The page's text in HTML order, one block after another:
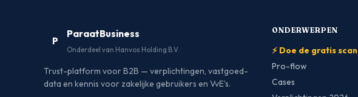
P
ParaatBusiness
Onderdeel van Hanvos Holding B.V.
Trust-platform voor B2B — verplichtingen, vastgoed-
data en kennis voor zakelijke gebruikers en VvE's.
ONDERWERPEN
⚡ Doe de gratis scan
Pro-flow
Cases